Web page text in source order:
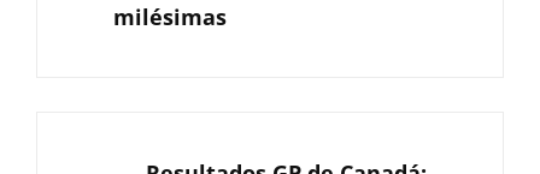
milésimas
SIGUIENTE